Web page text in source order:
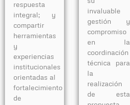
respuesta
integral; y
compartir
herramientas
y
experiencias
institucionales
orientadas al
fortalecimiento
de
invaluable
gestión y
compromiso
en la
coordinación
técnica para
la
realización
de esta